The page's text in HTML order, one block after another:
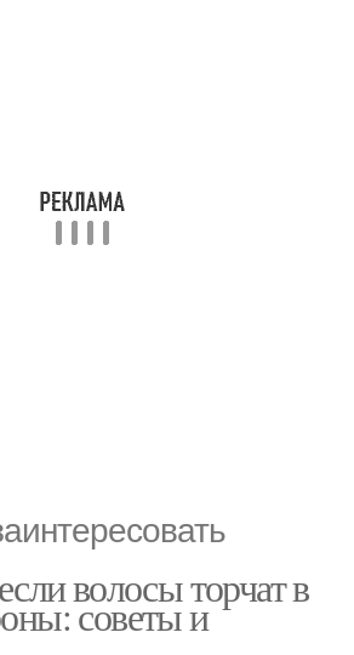
волосы торчат в
советы и